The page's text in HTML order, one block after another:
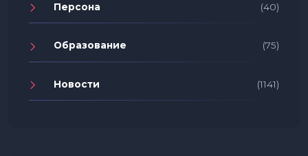
Персона (40)
Образование (75)
Новости (1141)